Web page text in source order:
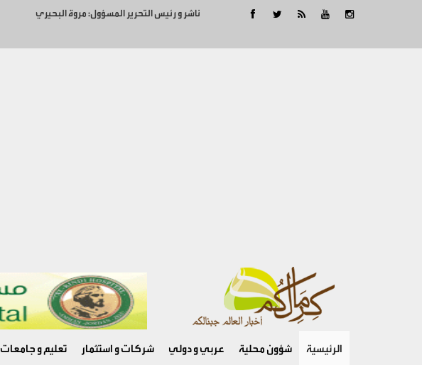
ناشر و رئيس التحرير المسؤول: مروة البحيري
الرئيسية شؤون محلية عربي و دولي شركات و استثمار تعليم و جامعات